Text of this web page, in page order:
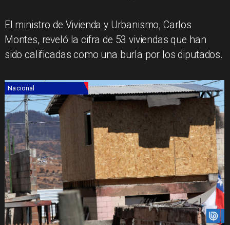
El ministro de Vivienda y Urbanismo, Carlos
Montes, reveló la cifra de 53 viviendas que han
sido calificadas como una burla por los diputados.
Nacional